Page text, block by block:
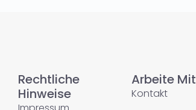
Rechtliche
Hinweise
Arbeite
Kontakt